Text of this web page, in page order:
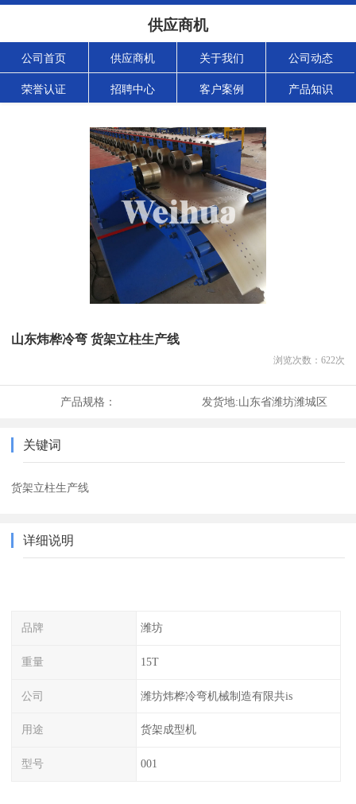
供应商机
公司首页 供应商机 关于我们 公司动态
荣誉认证 招聘中心 客户案例 产品知识
山东炜桦冷弯 货架立柱生产线
浏览次数： 622次
产品规格： 发货地:山东省潍坊潍城区
关键词
货架立柱生产线
详细说明
品牌 潍坊
重量 15T
公司 潍坊炜桦冷弯机械制造有限共is
用途 货架成型机
型号 001